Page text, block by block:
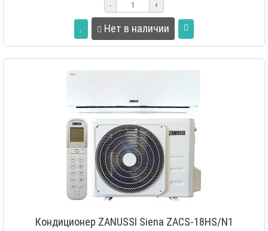
- +
Нет в наличии
Кондиционер ZANUSSI Siena ZACS-18HS/N1